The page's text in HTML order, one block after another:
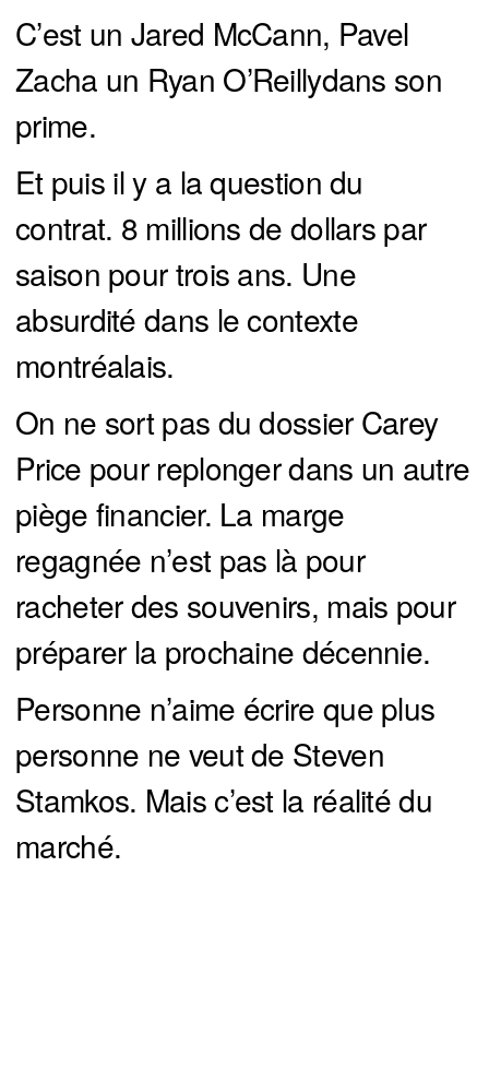
C’est un Jared McCann, Pavel
Zacha un Ryan O’Reillydans son
prime.
Et puis il y a la question du
contrat. 8 millions de dollars par
saison pour trois ans. Une
absurdité dans le contexte
montréalais.
On ne sort pas du dossier Carey
Price pour replonger dans un autre
piège financier. La marge
regagnée n’est pas là pour
racheter des souvenirs, mais pour
préparer la prochaine décennie.
Personne n’aime écrire que plus
personne ne veut de Steven
Stamkos. Mais c’est la réalité du
marché.